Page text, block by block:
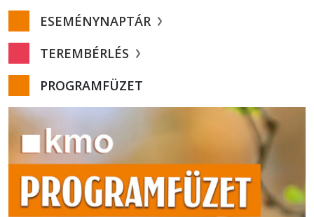
ESEMÉNYNAPTÁR
TEREMBÉRLÉS
PROGRAMFÜZET